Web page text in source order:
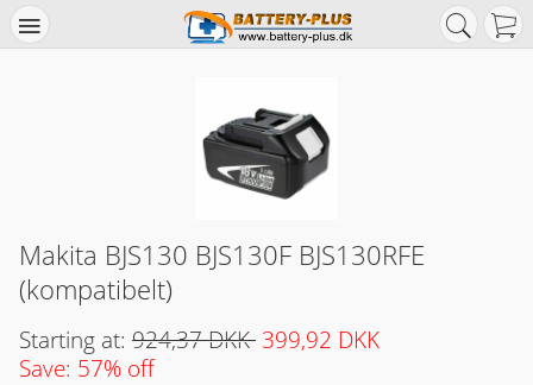
Makita BJS130 BJS130F BJS130RFE
(kompatibelt)
Starting at: 924,37 DKK 399,92 DKK
Save: 57% off